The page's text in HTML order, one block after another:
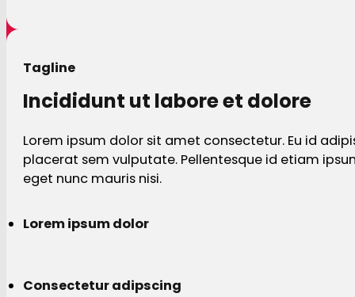
Tagline
Incididunt ut labore et dolore
Lorem ipsum dolor sit amet consectetur. Eu id
placerat sem vulputate. Pellentesque id etiam
eget nunc mauris nisi.
Lorem ipsum dolor
Consectetur adipscing